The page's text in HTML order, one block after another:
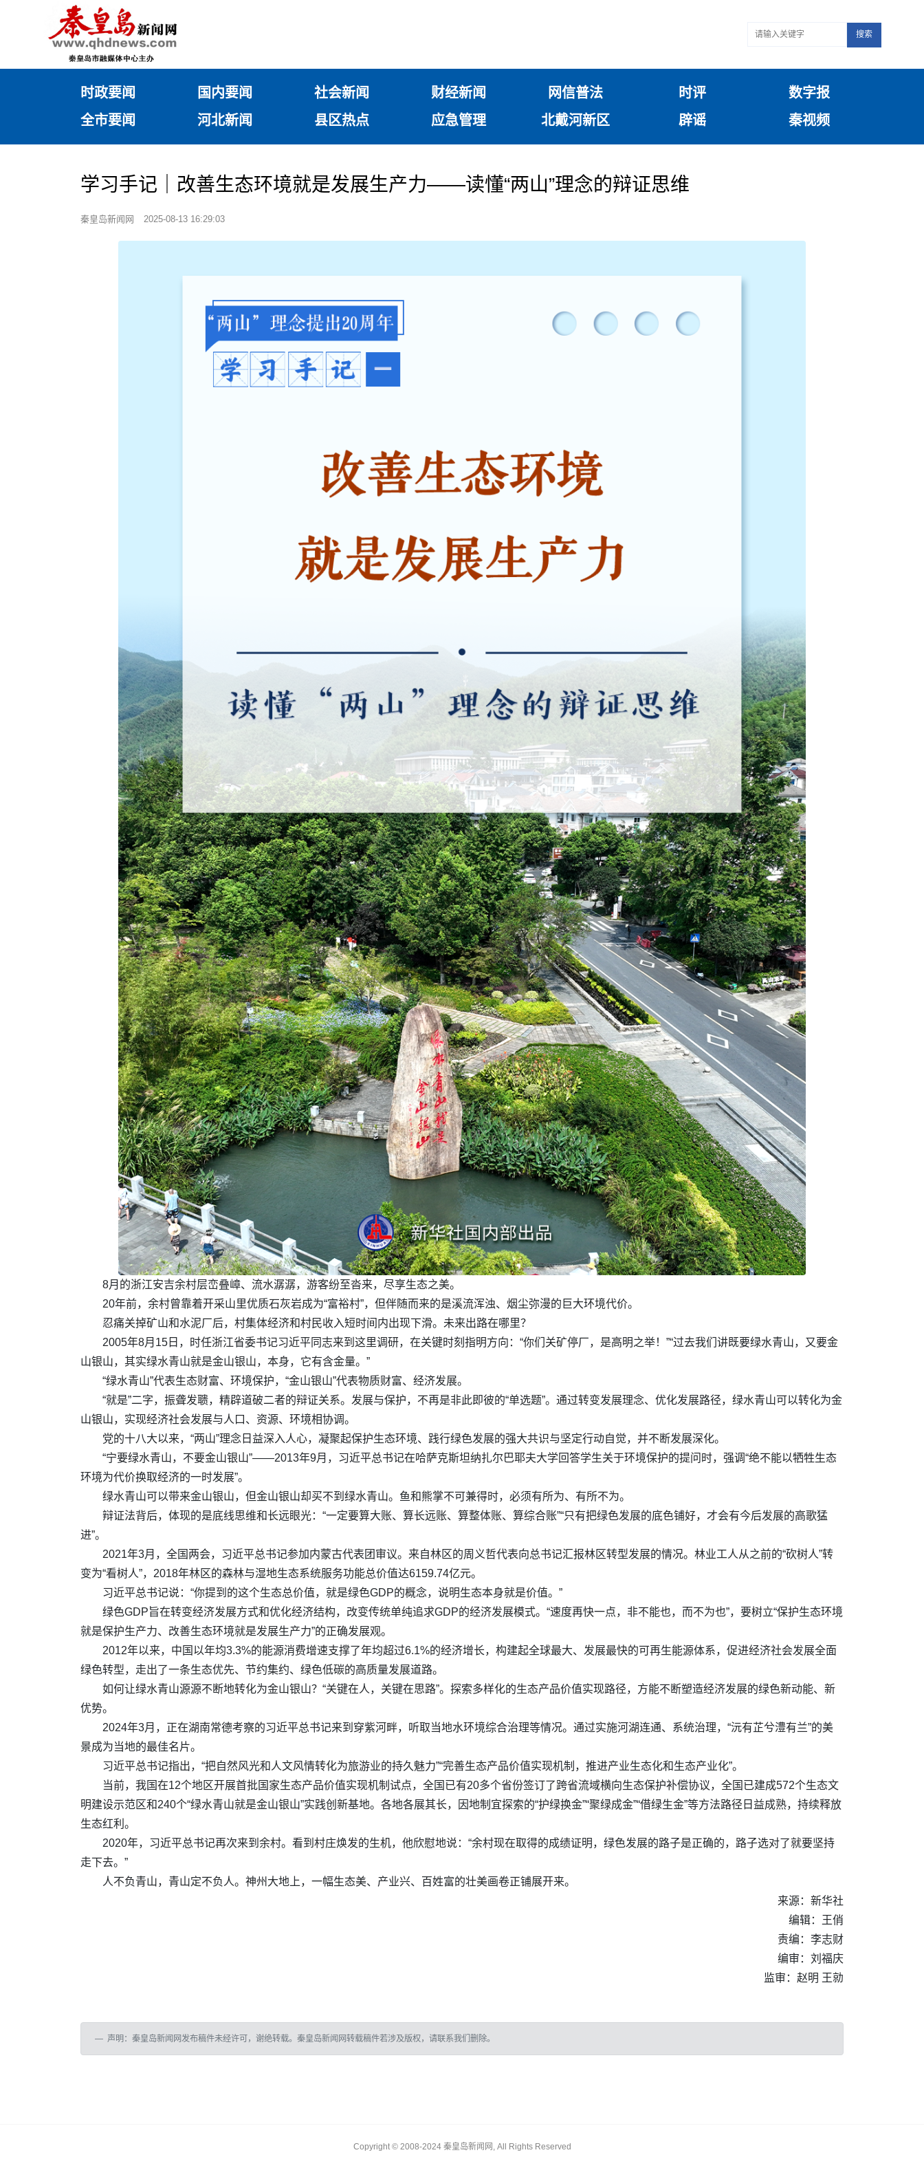
搜索
时政要闻 国内要闻 社会新闻 财经新闻 网信普法 时评
数字报
全市要闻
河北新闻 县区热点 应急管理 北戴河新区 辟谣 秦视频
学习手记｜改善生态环境就是发展生产力——读懂“两山”理念的辩证思维
秦皇岛新闻网 2025-08-13 16:29:03
8月的浙江安吉余村层峦叠嶂、流水潺潺，游客纷至沓来，尽享生态之美。
20年前，余村曾靠着开采山里优质石灰岩成为“富裕村”，但伴随而来的是溪流浑浊、烟尘弥漫的巨大环境代价。
忍痛关掉矿山和水泥厂后，村集体经济和村民收入短时间内出现下滑。未来出路在哪里？
2005年8月15日，时任浙江省委书记习近平同志来到这里调研，在关键时刻指明方向：“你们关矿停厂，是高明之举！”“过去我们讲既要绿水青山，又要金
山银山，其实绿水青山就是金山银山，本身，它有含金量。”
“绿水青山”代表生态财富、环境保护，“金山银山”代表物质财富、经济发展。
“就是”二字，振聋发聩，精辟道破二者的辩证关系。发展与保护，不再是非此即彼的“单选题”。通过转变发展理念、优化发展路径，绿水青山可以转化为金
山银山，实现经济社会发展与人口、资源、环境相协调。
党的十八大以来，“两山”理念日益深入人心，凝聚起保护生态环境、践行绿色发展的强大共识与坚定行动自觉，并不断发展深化。
“宁要绿水青山，不要金山银山”——2013年9月，习近平总书记在哈萨克斯坦纳扎尔巴耶夫大学回答学生关于环境保护的提问时，强调“绝不能以牺牲生态
环境为代价换取经济的一时发展”。
绿水青山可以带来金山银山，但金山银山却买不到绿水青山。鱼和熊掌不可兼得时，必须有所为、有所不为。
辩证法背后，体现的是底线思维和长远眼光：“一定要算大账、算长远账、算整体账、算综合账”“只有把绿色发展的底色铺好，才会有今后发展的高歌猛
进”。
2021年3月，全国两会，习近平总书记参加内蒙古代表团审议。来自林区的周义哲代表向总书记汇报林区转型发展的情况。林业工人从之前的“砍树人”转
变为“看树人”，2018年林区的森林与湿地生态系统服务功能总价值达6159.74亿元。
习近平总书记说：“你提到的这个生态总价值，就是绿色GDP的概念，说明生态本身就是价值。”
绿色GDP旨在转变经济发展方式和优化经济结构，改变传统单纯追求GDP的经济发展模式。“速度再快一点，非不能也，而不为也”，要树立“保护生态环境
就是保护生产力、改善生态环境就是发展生产力”的正确发展观。
2012年以来，中国以年均3.3%的能源消费增速支撑了年均超过6.1%的经济增长，构建起全球最大、发展最快的可再生能源体系，促进经济社会发展全面
绿色转型，走出了一条生态优先、节约集约、绿色低碳的高质量发展道路。
如何让绿水青山源源不断地转化为金山银山？“关键在人，关键在思路”。探索多样化的生态产品价值实现路径，方能不断塑造经济发展的绿色新动能、新
优势。
2024年3月，正在湖南常德考察的习近平总书记来到穿紫河畔，听取当地水环境综合治理等情况。通过实施河湖连通、系统治理，“沅有芷兮澧有兰”的美
景成为当地的最佳名片。
习近平总书记指出，“把自然风光和人文风情转化为旅游业的持久魅力”“完善生态产品价值实现机制，推进产业生态化和生态产业化”。
当前，我国在12个地区开展首批国家生态产品价值实现机制试点，全国已有20多个省份签订了跨省流域横向生态保护补偿协议，全国已建成572个生态文
明建设示范区和240个“绿水青山就是金山银山”实践创新基地。各地各展其长，因地制宜探索的“护绿换金”“聚绿成金”“借绿生金”等方法路径日益成熟，持续释放
生态红利。
2020年，习近平总书记再次来到余村。看到村庄焕发的生机，他欣慰地说：“余村现在取得的成绩证明，绿色发展的路子是正确的，路子选对了就要坚持
走下去。”
人不负青山，青山定不负人。神州大地上，一幅生态美、产业兴、百姓富的壮美画卷正铺展开来。
来源：新华社
编辑：王俏
责编：李志财
编审：刘福庆
监审：赵明 王勍
声明：秦皇岛新闻网发布稿件未经许可，谢绝转载。秦皇岛新闻网转载稿件若涉及版权，请联系我们删除。
Copyright © 2008-2024 秦皇岛新闻网, All Rights Reserved